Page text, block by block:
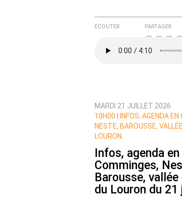
Prévenez-moi de
ÉCOUTER PARTAGER
MARDI 21 JUILLET 2026
10H00 |
INFOS, AGENDA
NESTE, BAROUSSE,
LOURON
Infos, agenda en
Comminges,
Barousse, vallée
du Louron du 21